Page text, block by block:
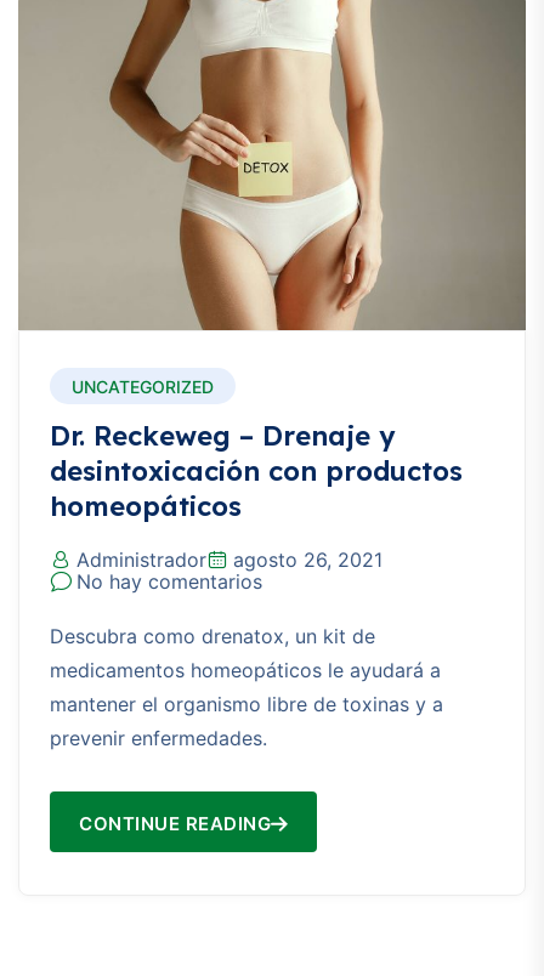
UNCATEGORIZED
Dr. Reckeweg – Drenaje y
desintoxicación con productos
homeopáticos
Administrador
agosto 26, 2021
No hay comentarios
Descubra como drenatox, un kit de
medicamentos homeopáticos le ayudará a
mantener el organismo libre de toxinas y a
prevenir enfermedades.
CONTINUE READING